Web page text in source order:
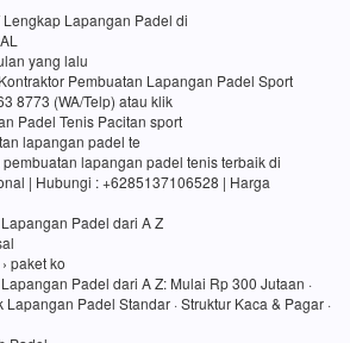
Lapangan Padel di
yang lalu
Pembuatan Lapangan Padel Sport
8773 (WA/Telp) atau klik
Padel Tenis Pacitan sport
lapangan padel te
lapangan padel tenis terbaik di
| Hubungi : +6285137106528 | Harga
Padel dari A Z
paket ko
Padel dari A Z: Mulai Rp 300 Jutaan ·
Padel Standar · Struktur Kaca & Pagar ·